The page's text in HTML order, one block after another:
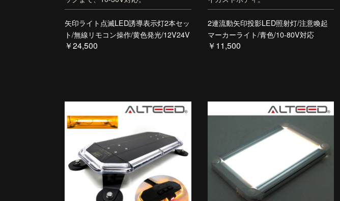
矢印ライト点滅LED誘導表示灯2本セッ
ト/無線リモコン操作/黄色発光/12V24V
￥24,500
2連流動矢印投影LED照射灯/注意喚起
マーカーライト/青色/10-80V対応
￥11,500